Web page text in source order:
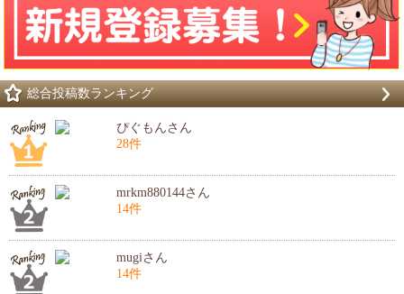
総合投稿数ランキング
ぴぐもんさん
28件
mrkm880144さん
14件
mugiさん
14件